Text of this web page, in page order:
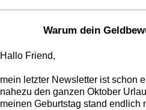
Warum dein
Hallo Friend,
mein letzter Newsletter ist schon
nahezu den ganzen Oktober
meinen Geburtstag stand endlich